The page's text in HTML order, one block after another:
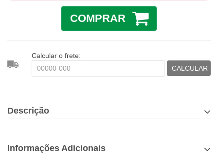
COMPRAR
Calcular o frete:
CALCULAR
Descrição
Informações Adicionais